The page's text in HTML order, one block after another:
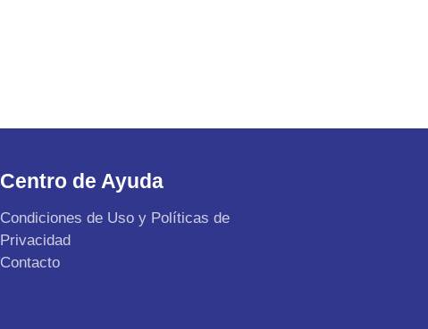
Centro de Ayuda
Condiciones de Uso y Políticas de
Privacidad
Contacto